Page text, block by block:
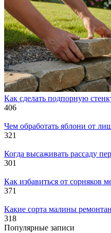
Как сделать подпорную
406
Чем обработать яблони от
321
Когда высаживать рассаду
301
Как избавиться от сорняков
371
Какие сорта малины
318
Популярные записи